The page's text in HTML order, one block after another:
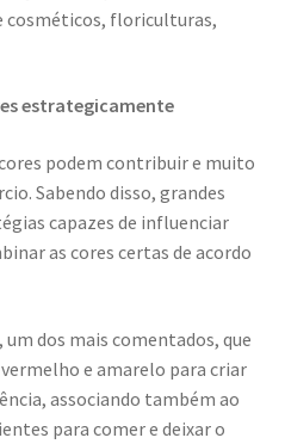
cosméticos, floriculturas,
estrategicamente
podem contribuir e muito
Sabendo disso, grandes
capazes de influenciar
as cores certas de acordo
um dos mais comentados, que
e amarelo para criar
associando também ao
para comer e deixar o